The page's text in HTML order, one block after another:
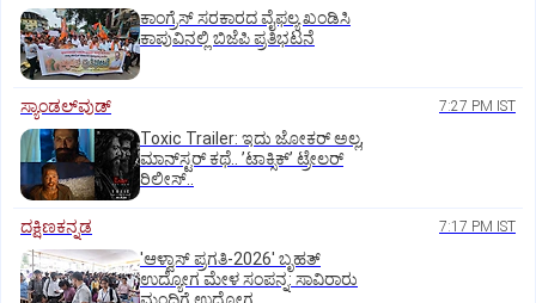
ಕಾಂಗ್ರೆಸ್ ಸರಕಾರದ ವೈಫಲ್ಯ ಖಂಡಿಸಿ
ಕಾಪುವಿನಲ್ಲಿ ಬಿಜೆಪಿ ಪ್ರತಿಭಟನೆ
ಸ್ಯಾಂಡಲ್‌ವುಡ್‌ 7:27 PM IST
Toxic Trailer: ಇದು ಜೋಕರ್‌ ಅಲ್ಲ,
ಮಾನ್‌ಸ್ಟರ್‌ ಕಥೆ.. ʼಟಾಕ್ಸಿಕ್‌ʼ ಟ್ರೇಲರ್‌
ರಿಲೀಸ್..
ದಕ್ಷಿಣಕನ್ನಡ 7:17 PM IST
'ಆಳ್ವಾಸ್‌ ಪ್ರಗತಿ-2026' ಬೃಹತ್
ಉದ್ಯೋಗ ಮೇಳ ಸಂಪನ್ನ: ಸಾವಿರಾರು